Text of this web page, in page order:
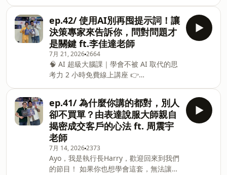
望那些學校裡沒有教的創業知識，可以透
過網路媒體的力量更普及每個人的生活
中。 - 本節目藉由執行長Harry經驗以及
訪談，將創業知識、故事，以及創業路上
工具技能的學習傳遞給聽眾 專注在創業、
自我提升、輕量學習內容，用大量故事案
例帶入創業每個成長環節。 我們會在品牌
社群上搜集不同創業問題，如果你有興趣
也可以鎖定我們社群帳號 mofans_2020
或者是寄信到：8
驗課：https://hi.sat.cool/MhTLy Harry
Lin 墨樊創顧公司執行長 本業是創業教育
老師，副業做了幾個電商品牌、開了一間
很好吃的居酒屋、同時也是一位內容創作
者。 - 墨樊創顧 是一間創業教育顧問公
司，我們在自媒體平台上的名字大家會比
較熟悉，叫「我媽叫我不要創業」 我們希
望那些學校裡沒有教的創業知識，可以透
過網路媒體的力量更普及每個人的生活
中。 - 本節目藉由執行長Harry經驗以及
訪談，將創業知識、故事，以及創業路上
工具技能的學習傳遞給聽眾 專注在創業、
自我提升、輕量學習內容，用大量故事案
例帶入創業每個成長環節。 我們會在品牌
社群上搜集不同創業問題，如果你有興趣
也可以鎖定我們社群帳號 mofans_2020
ep.42/ 使用AI別再囤提示詞！讓
決策專家來告訴你，問對問題才
是關鍵 ft.李佳達老師
7月 21, 20262664
🧠 AI 超級大腦課｜學會不被 AI 取代的思
考力 2 小時免費線上講座 👉
驗課限時送「指揮AI四步驟說明書」 🎯
21 天新手任務，系統養成思考習慣 💼 20
種職場案例，橫跨五大職能面向 🤖 25+
獨創 AI 工具，跟著 AI 一起變強 🪄 一對
一諮詢，打造最懂你的 AI 分身 Ayo，歡
迎回來到我們的節目！ 大家都在瘋AI、囤
積工具跟提示詞， 但真正卡住你的從來不
是工具不夠多，而是你根本沒問對問題。
ep.41/ 為什麼你講的都對，別人
卻不買單？由表達說服大師親自
揭密成交客戶的心法 ft. 周震宇
老師
7月 14, 20262373
Ayo，我是執行長Harry，歡迎回來到我們
的節目！ 如果你也想學會這套，無法讓人